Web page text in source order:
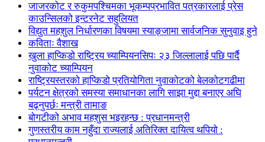
जाजरकोट र रुकुमपश्चिमका भूकम्पप्रभावित पत्रकारलाई प्रेस
काउन्सिलको इन्टरनेट सहुलियत
विद्युत महशुल निर्धारणका विषयमा स्याङ्जामा सार्वजनिक सुनुवाइ हुने
कविताः वैशाख
खुला हाप्किडो राष्ट्रिय च्याम्पियनसिपः २३ जिल्लालाई पछि पार्दै
नुवाकोट च्याम्पियन
राष्ट्रियस्तरको हाप्किडो प्रतियोगिता नुवाकोटको बेलकोटगढीमा
पर्यटन क्षेत्रको समस्या समाधानका लागि साझा मुद्दा बनाएर अघि
बढ्नुपर्छः मन्त्री तामाङ
बोगटीको अभाव महशुस भइरहन्छ : प्रधानमन्त्री
गुणस्तरीय काम नहुँदा राज्यलाई अतिरिक्त दायित्व थपियो :